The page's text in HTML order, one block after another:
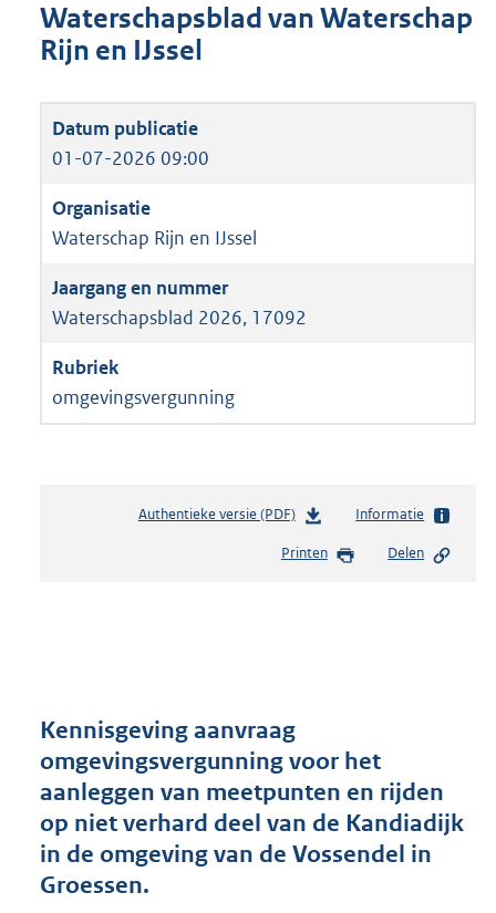
Waterschapsblad van Waterschap
Rijn en IJssel
01-07-2026 09:00
Waterschap Rijn en IJssel
Waterschapsblad 2026, 17092
omgevingsvergunning
Authentieke versie (PDF)b
s
r
o
t
t
:
Informatie
Printen Delen
Kennisgeving aanvraag
omgevingsvergunning voor het
aanleggen van meetpunten en rijden
op niet verhard deel van de Kandiadijk
in de omgeving van de Vossendel in
Groessen.